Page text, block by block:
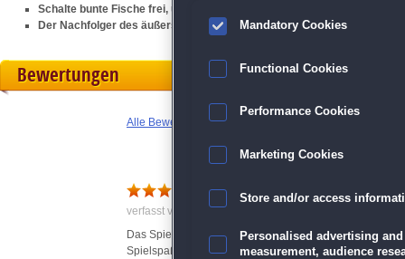
Schalte bunte Fische frei, um den Ozean zu bevölkern
Der Nachfolger des äußerst beliebten
Jewel Match Atlantis Solitaire
Bewertungen
Alle Bewertungen anzeigen
Schönes Spiel
verfasst von Anonym am 31.07.2021 um 23:21
Das Spiel macht viel Spaß. Ich spiele sehr gerne
Spielspaß.
Mandatory Cookies
Functional Cookies
Performance Cookies
Marketing Cookies
Store and/or access
Personalised advertising
measurement, audience